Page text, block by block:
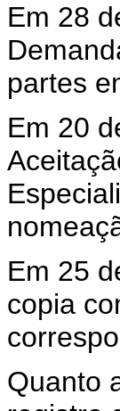
Em 28
partes
Em 20
Em 25
copia
Quanto